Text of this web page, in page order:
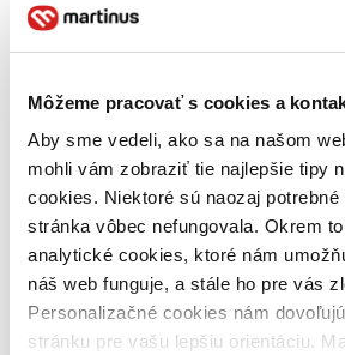
Môžeme pracovať s cookies a
Aby sme vedeli, ako sa na našom
mohli vám zobraziť tie najlepšie tipy
cookies. Niektoré sú naozaj
stránka vôbec nefungovala. Okrem
analytické cookies, ktoré nám
náš web funguje, a stále ho pre vás
Personalizačné cookies nám
stránku pre vašu lepšiu orientáciu.
predpredaj (0 titulov) predpredaj
pripravujeme (0 titulov)
dostupná (bez vypredaných) (0
vypredaných)
Nové / čítané
nová (0 titulov)nová
čítaná (0 titulov)čítaná
čítaná - výborný stav (0 titulov)
čítaná - mierne opotrebovaná (0
opotrebovaná
čítané verzie vypredaných kníh (0